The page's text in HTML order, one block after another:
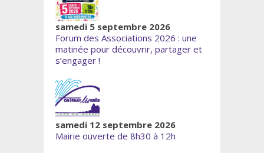
samedi 5 septembre 2026
Forum des Associations 2026 : une
matinée pour découvrir, partager et
s’engager !
samedi 12 septembre 2026
Mairie ouverte de 8h30 à 12h